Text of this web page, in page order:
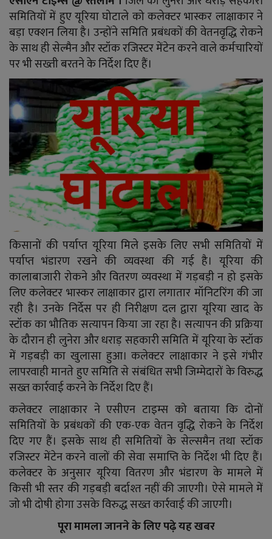
Language
English
समितियों में हुए यूरिया घोटाले को कलेक्टर भास्कर लाक्षाकार ने
बड़ा एक्शन लिया है। उन्होंने समिति प्रबंधकों की वेतनवृद्धि रोकने
के साथ ही सेल्मैन और स्टॉक रजिस्टर मेंटेन करने वाले कर्मचारियों
पर भी सख्ती बरतने के निर्देश दिए हैं।
किसानों की पर्याप्त यूरिया मिले इसके लिए सभी समितियों में
पर्याप्त भंडारण रखने की व्यवस्था की गई है। यूरिया की
कालाबाजारी रोकने और वितरण व्यवस्था में गड़बड़ी न हो इसके
लिए कलेक्टर भास्कर लाक्षाकार द्वारा लगातार मॉनिटरिंग की जा
रही है। उनके निर्देस पर ही निरीक्षण दल द्वारा यूरिया खाद के
स्टॉक का भौतिक सत्यापन किया जा रहा है। सत्यापन की प्रक्रिया
के दौरान ही लुनेरा और धराड़ सहकारी समिति में यूरिया के स्टॉक
में गड़बड़ी का खुलासा हुआ। कलेक्टर लाक्षाकार ने इसे गंभीर
लापरवाही मानते हुए समिति से संबंधित सभी जिम्मेदारों के विरुद्ध
सख्त कार्रवाई करने के निर्देश दिए हैं।
कलेक्टर लाक्षाकार ने एसीएन टाइम्स को बताया कि दोनों
समितियों के प्रबंधकों की एक-एक वेतन वृद्धि रोकने के निर्देश
दिए गए हैं। इसके साथ ही समितियों के सेल्समैन तथा स्टॉक
रजिस्टर मेंटेन करने वालों की सेवा समाप्ति के निर्देश भी दिए हैं।
कलेक्टर के अनुसार यूरिया वितरण और भंडारण के मामले में
किसी भी स्तर की गड़बड़ी बर्दाश्त नहीं की जाएगी। ऐसे मामले में
जो भी दोषी होगा उसके विरुद्ध सख्त कार्रवाई की जाएगी।
पूरा मामला जानने के लिए पढ़े यह खबर